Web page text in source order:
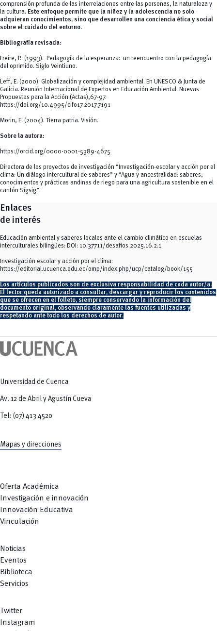
comprensión profunda de las interrelaciones entre las personas, la naturaleza y
la cultura. Este enfoque permite que la niñez y la adolescencia no solo
adquieran conocimientos, sino que desarrollen una conciencia ética y social
sobre el cuidado del entorno.
Bibliografía revisada:
Freire, P. (1993). Pedagogía de la esperanza: un reencuentro con la pedagogía
del oprimido. Siglo Veintiuno.
Leff, E. (2000). Globalización y complejidad ambiental. En UNESCO & Junta de
Galicia. Reunión Internacional de Expertos en Educación Ambiental: Nuevas
Propuestas para la Acción (Actas),67-97.
https://doi.org/10.4995/cifo17.2017.7191
Morin, E. (2004). Tierra patria. Visión.
Sobre la autora:
https://orcid.org/0000-0001-5389-4675
Directora de los proyectos de investigación “Investigación-escolar y acción por el
clima: Un diálogo intercultural de saberes” y “Agua y ancestralidad: saberes,
conocimientos y prácticas andinas de riego para una agricultura sostenible en el
cantón Sígsig”.
Enlaces
de interés
Educación ambiental y saberes locales ante el cambio climático en escuelas
interculturales bilingües: DOI: 10.37711/desafios.2025.16.2.1
Investigación escolar y acción por el clima:
https://editorial.ucuenca.edu.ec/omp/index.php/ucp/catalog/book/155
Los artículos publicados son de exclusiva responsabilidad de cada autor/a.
El lector queda autorizado a consultar, descargar y reproducir los contenidos
que se ofrecen en el folleto, siempre conservando la información del
documento original, observando claramente las fuentes utilizadas y
respetando ante todo los derechos de autor.
Universidad de Cuenca
Av. 12 de Abril y Agustín Cueva
Tel: (07) 413 4520
Mapas y direcciones
Oferta Académica
Investigación e innovación
Innovación Educativa
Vinculación
Noticias
Eventos
Biblioteca
Servicios
Twitter
Instagram